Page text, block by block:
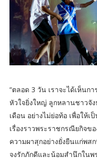
“ตลอด 3 วัน เราจะได้เห็นก
หัวใจยิ่งใหญ่ ลูกหลานชาวจั
เดือน อย่างไม่ย่อท้อ เพื่อใ
เรื่องราวพระราชกรณียกิจข
ความผาสุกอย่างยั่งยืนแก่พส
จงรักภักดีและน้อมสำนึกใน